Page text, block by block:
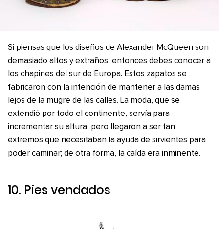
Si piensas que los diseños de Alexander McQueen son
demasiado altos y extraños, entonces debes conocer a
los chapines del sur de Europa. Estos zapatos se
fabricaron con la intención de mantener a las damas
lejos de la mugre de las calles. La moda, que se
extendió por todo el continente, servía para
incrementar su altura, pero llegaron a ser tan
extremos que necesitaban la ayuda de sirvientes para
poder caminar; de otra forma, la caída era inminente.
10. Pies vendados